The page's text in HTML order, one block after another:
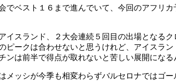
でベスト１６まで進んでいて、今回のアフリ
イスランド、２大会連続５回目の出場となる
ピークは合わせないと思うけれど、アイスラ
ンは前半で得点が取れないと苦しい展開になる
メッシが今季も相変わらずバルセロナではゴ